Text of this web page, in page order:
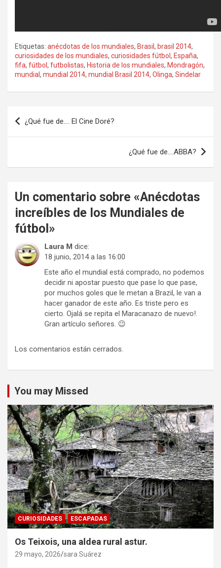
Etiquetas: anécdotas de los mundiales, Brasil , brasil 2014,
curiosidades de los mundiales, curiosidades fútbol , España,
fifa, fútbol , futbolistas, Historia de los mundiales, Mondragón,
mundial , mundial 2014, mundial Brasil 2014, Olinga, Sindelar
Navegación
de
¿Qué fue de…. El Cine Doré?
¿Qué fue de….ABBA?
Un comentario sobre «Anécdotas
increíbles de los Mundiales de
fútbol »
Laura M dice:
18 junio, 2014 a las 16:00
Este año el mundial está comprado, no podemos
decidir ni apostar puesto que pase lo que pase,
por muchos goles que le metan a Brazil, le van a
hacer ganador de este año. Es triste pero es
cierto. Ojalá se repita el Maracanazo de nuevo!.
Gran artículo señores. 😉
Los comentarios están cerrados.
You may Missed
CURIOSIDADES ESCAPADAS
Os Teixois, una aldea rural astur.
29 mayo, 2026 sara Suárez